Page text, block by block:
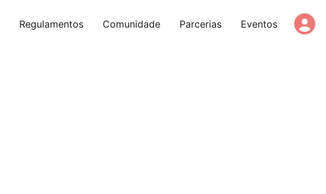
Regulamentos Comunidade Parcerias Eventos